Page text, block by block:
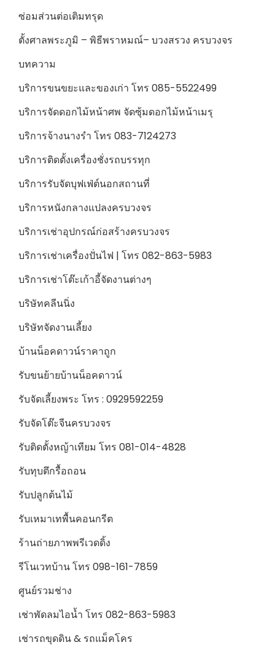
ซ่อมส่วนต่อเติมทรุด
ตั้งศาลพระภูมิ – พิธีพราหมณ์– บวงสรวง ครบวงจร
บทความ
บริการขนขยะและของเก่า โทร 085-5522499
บริการจัดดอกไม้หน้าศพ จัดซุ้มดอกไม้หน้าเมรุ
บริการจ้างนางรำ โทร 083-7124273
บริการติดตั้งเครื่องชั่งรถบรรทุก
บริการรับจัดบุฟเฟ่ต์นอกสถานที่
บริการหนังกลางแปลงครบวงจร
บริการเช่าอุปกรณ์ก่อสร้างครบวงจร
บริการเช่าเครื่องปั่นไฟ | โทร 082-863-5983
บริการเช่าโต๊ะเก้าอี้จัดงานต่างๆ
บริษัทคลีนนิ่ง
บริษัทจัดงานเลี้ยง
บ้านน็อคดาวน์ราคาถูก
รับขนย้ายบ้านน็อคดาวน์
รับจัดเลี้ยงพระ โทร : 0929592259
รับจัดโต๊ะจีนครบวงจร
รับติดตั้งหญ้าเทียม โทร 081-014-4828
รับทุบตึกรื้อถอน
รับปลูกต้นไม้
รับเหมาเทพื้นคอนกรีต
ร้านถ่ายภาพพรีเวดดิ้ง
รีโนเวทบ้าน โทร 098-161-7859
ศูนย์รวมช่าง
เช่าพัดลมไอน้ำ โทร 082-863-5983
เช่ารถขุดดิน & รถแม็คโคร